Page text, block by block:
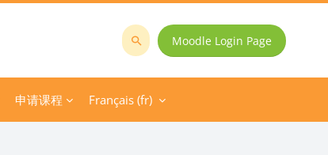
Rechercher
Moodle Login Page
申请课程 Français ‎(fr)‎